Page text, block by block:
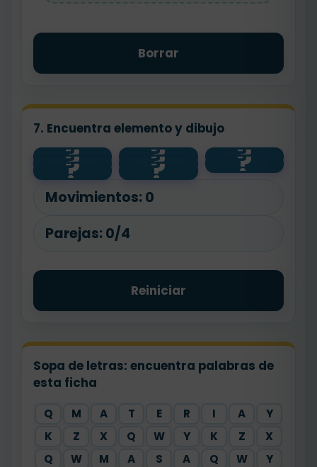
Borrar
7. Encuentra elemento y dibujo
?
salud ?
🐾 ?
🌱
?
agua ?
🧼 ?
💧
?
animal ?
planta
Movimientos: 0
Parejas: 0/4
Reiniciar
Sopa de letras: encuentra palabras de
esta ficha
Q M A T E R I A
Y
K
Z X Q W Y K Z
X
Q
W M A S A Q W
Y